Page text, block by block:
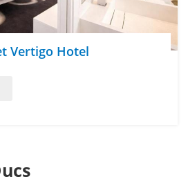
Vertigo Hotel